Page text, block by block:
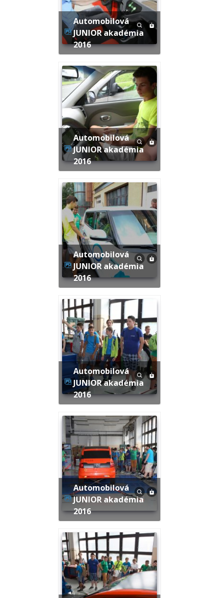
Automobilová
JUNIOR akadémia
2016
Automobilová
JUNIOR akadémia
2016
Automobilová
JUNIOR akadémia
2016
Automobilová
JUNIOR akadémia
2016
Automobilová
JUNIOR akadémia
2016